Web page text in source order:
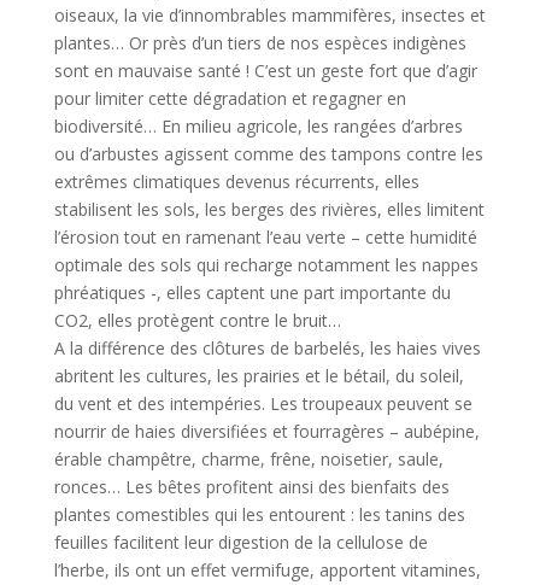
oiseaux, la vie d’innombrables mammifères, insectes et
plantes… Or près d’un tiers de nos espèces indigènes
sont en mauvaise santé ! C’est un geste fort que d’agir
pour limiter cette dégradation et regagner en
biodiversité… En milieu agricole, les rangées d’arbres
ou d’arbustes agissent comme des tampons contre les
extrêmes climatiques devenus récurrents, elles
stabilisent les sols, les berges des rivières, elles limitent
l’érosion tout en ramenant l’eau verte – cette humidité
optimale des sols qui recharge notamment les nappes
phréatiques -, elles captent une part importante du
CO2, elles protègent contre le bruit…
A la différence des clôtures de barbelés, les haies vives
abritent les cultures, les prairies et le bétail, du soleil,
du vent et des intempéries. Les troupeaux peuvent se
nourrir de haies diversifiées et fourragères – aubépine,
érable champêtre, charme, frêne, noisetier, saule,
ronces… Les bêtes profitent ainsi des bienfaits des
plantes comestibles qui les entourent : les tanins des
feuilles facilitent leur digestion de la cellulose de
l’herbe, ils ont un effet vermifuge, apportent vitamines,